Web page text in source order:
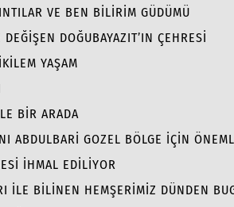
VE BEN BİLİRİM GÜDÜMÜ
DOĞUBAYAZIT’IN ÇEHRESİ
YAŞAM
BİR ARADA
ABDULBARİ GOZEL BÖLGE İÇİN
İHMAL EDİLİYOR
İLE BİLİNEN HEMŞERİMİZ DÜNDEN